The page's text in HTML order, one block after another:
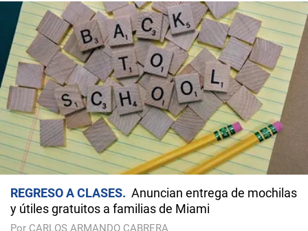
REGRESO A CLASES
Anuncian entrega de mochilas
y útiles gratuitos a familias de Miami
Por CARLOS ARMANDO CABRERA